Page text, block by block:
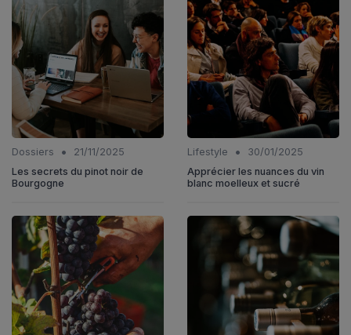
Dossiers •
21/11/2025
Les secrets du pinot noir de
Bourgogne
Lifestyle •
30/01/2025
Apprécier les nuances du vin
blanc moelleux et sucré